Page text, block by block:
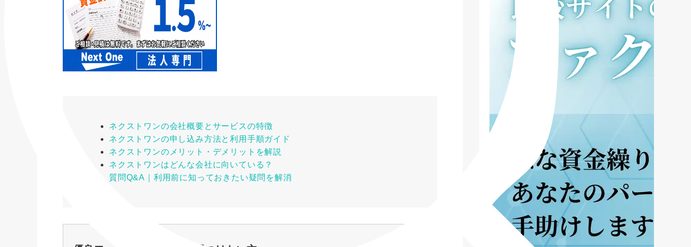
ネクストワンの会社概要とサービスの特徴
ネクストワンの申し込み方法と利用手順ガイド
ネクストワンのメリット・デメリットを解説
ネクストワンはどんな会社に向いている？
質問Q&A｜利用前に知っておきたい疑問を解消